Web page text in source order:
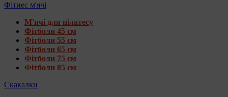
Фітнес м'ячі
М'ячі для пілатесу
Фітболи 45 см
Фітболи 55 см
Фітболи 65 см
Фітболи 75 см
Фітболи 85 см
Скакалки